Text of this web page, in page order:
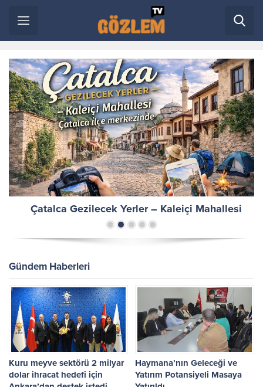
Çatalca Gezilecek Yerler – Kaleiçi Mahallesi
Gündem Haberleri
Kuru meyve sektörü 2 milyar
dolar ihracat hedefi için
Haymana’nın Geleceği ve
Yatırım Potansiyeli Masaya